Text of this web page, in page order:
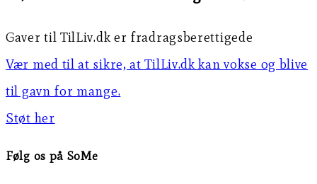
Gaver til TilLiv.dk er fradragsberettigede
Vær med til at sikre, at TilLiv.dk kan vokse og blive
til gavn for mange.
Støt her
Følg os på SoMe